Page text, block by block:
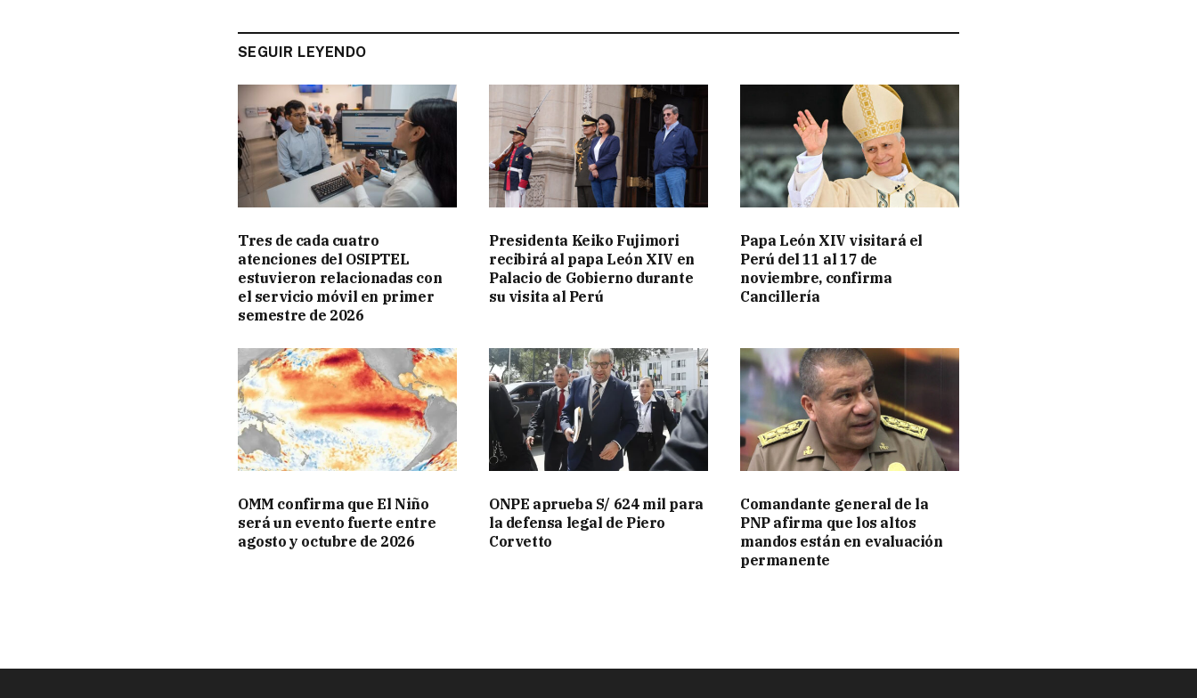
SEGUIR LEYENDO
Tres de cada cuatro
atenciones del OSIPTEL
estuvieron relacionadas con
el servicio móvil en primer
semestre de 2026
Presidenta Keiko Fujimori
recibirá al papa León XIV en
Palacio de Gobierno durante
su visita al Perú
Papa León XIV visitará el
Perú del 11 al 17 de
noviembre, confirma
Cancillería
OMM confirma que El Niño
será un evento fuerte entre
agosto y octubre de 2026
ONPE aprueba S/ 624 mil para
la defensa legal de Piero
Corvetto
Comandante general de la
PNP afirma que los altos
mandos están en evaluación
permanente